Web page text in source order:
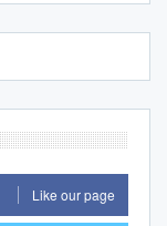
Like our page